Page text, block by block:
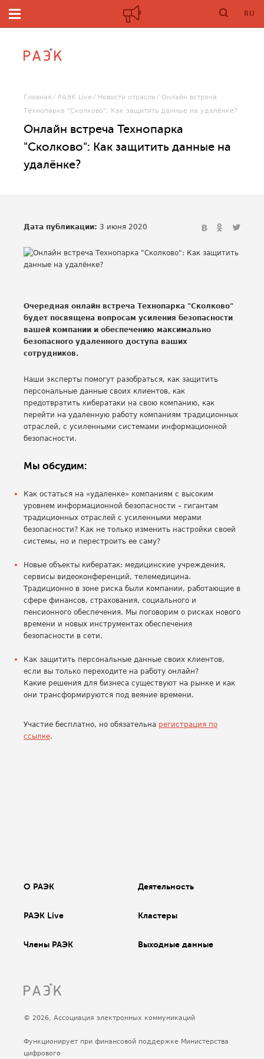
RU
Главная РАЭК Live Новости отрасли
Онлайн встреча
Технопарка "Сколково": Как защитить данные на удалёнке?
Онлайн встреча Технопарка
"Сколково": Как защитить данные на
удалёнке?
Дата публикации: 3 июня 2020
Очередная онлайн встреча Технопарка "Сколково"
будет посвящена вопросам усиления безопасности
вашей компании и обеспечению максимально
безопасного удаленного доступа ваших
сотрудников.
Наши эксперты помогут разобраться, как защитить
персональные данные своих клиентов, как
предотвратить кибератаки на свою компанию, как
перейти на удаленную работу компаниям традиционных
отраслей, с усиленными системами информационной
безопасности.
Мы обсудим:
Как остаться на «удаленке» компаниям с высоким
уровнем информационной безопасности – гигантам
традиционных отраслей с усиленными мерами
безопасности? Как не только изменить настройки своей
системы, но и перестроить ее саму?
Новые объекты кибератак: медицинские учреждения,
сервисы видеоконференций, телемедицина.
Традиционно в зоне риска были компании, работающие в
сфере финансов, страхования, социального и
пенсионного обеспечения. Мы поговорим о рисках нового
времени и новых инструментах обеспечения
безопасности в сети.
Как защитить персональные данные своих клиентов,
если вы только переходите на работу онлайн?
Какие решения для бизнеса существуют на рынке и как
они трансформируются под веяние времени.
Участие бесплатно, но обязательна регистрация по
ссылке.
О РАЭК Деятельность
РАЭК Live Кластеры
Члены РАЭК Выходные данные
© 2026, Ассоциация электронных коммуникаций
Функционирует при финансовой поддержке Министерства
цифрового